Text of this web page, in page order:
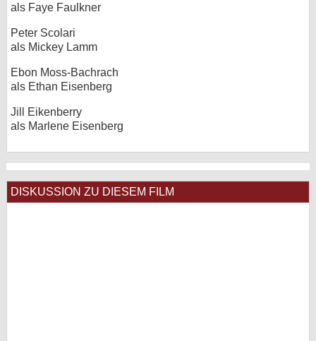
als Faye Faulkner
Peter Scolari
als Mickey Lamm
Ebon Moss-Bachrach
als Ethan Eisenberg
Jill Eikenberry
als Marlene Eisenberg
DISKUSSION ZU DIESEM FILM